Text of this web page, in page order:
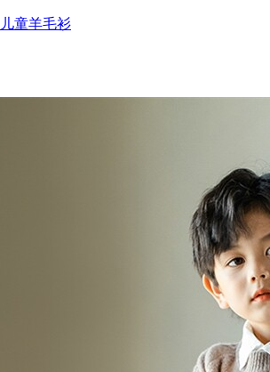
儿童羊毛衫